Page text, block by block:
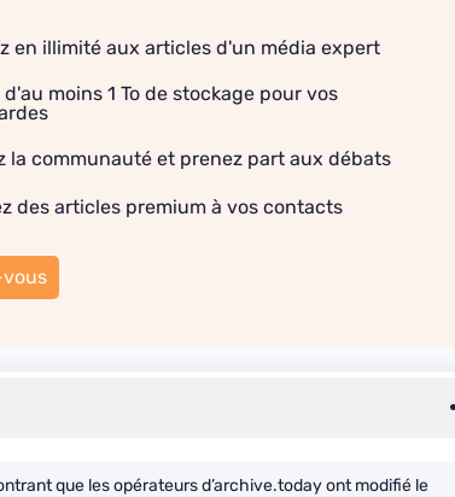
en illimité aux articles d'un média expert
moins 1 To de stockage pour vos
la communauté et prenez part aux débats
des articles premium à vos contacts
que les opérateurs d’archive.today ont modifié le